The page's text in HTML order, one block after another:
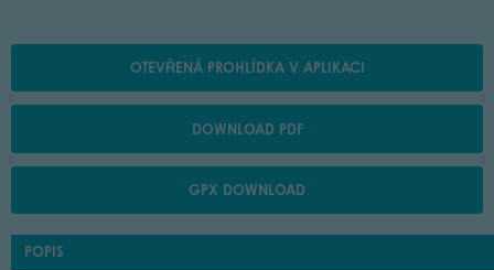
OTEVŘENÁ PROHLÍDKA V APLIKACI
DOWNLOAD PDF
GPX DOWNLOAD
POPIS